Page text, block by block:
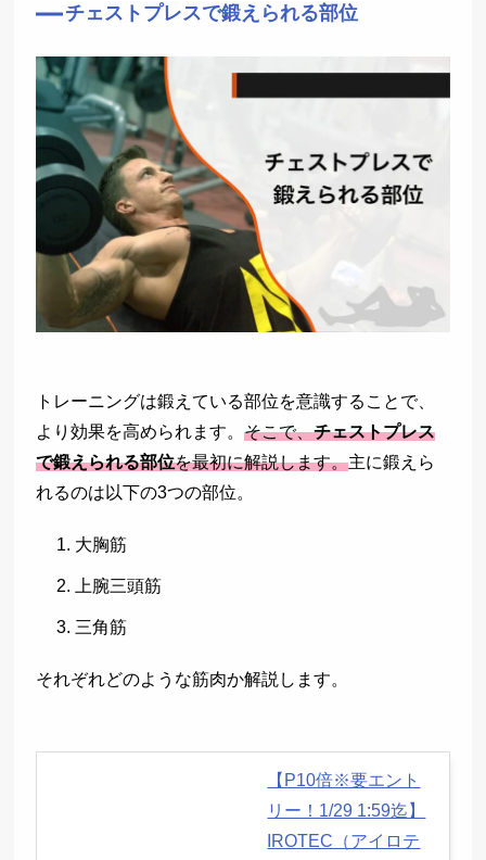
チェストプレスで鍛えられる部位
トレーニングは鍛えている部位を意識することで、
より効果を高められます。そこで、チェストプレス
で鍛えられる部位を最初に解説します。主に鍛えら
れるのは以下の3つの部位。
大胸筋
上腕三頭筋
三角筋
それぞれどのような筋肉か解説します。
【P10倍※要エント
リー！1/29 1:59迄】
IROTEC（アイロテ